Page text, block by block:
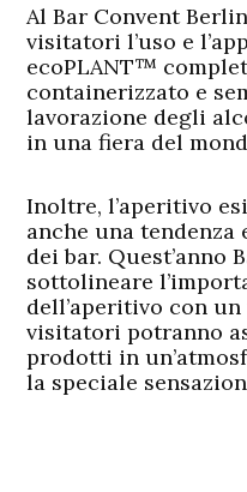
Al Bar Convent
visitatori l’uso e
ecoPLANT™
containerizzato e
lavorazione degli
in una fiera del
Inoltre, l’aperitivo
anche una tendenza
dei bar. Quest’anno
sottolineare
dell’aperitivo con
visitatori potranno
prodotti in
la speciale